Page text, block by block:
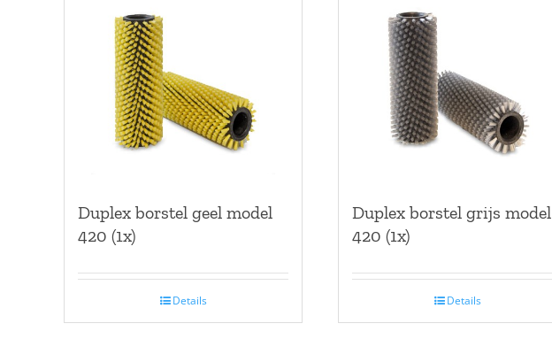
Duplex borstel geel model
420 (1x)
Details
Duplex borstel grijs model
420 (1x)
Details